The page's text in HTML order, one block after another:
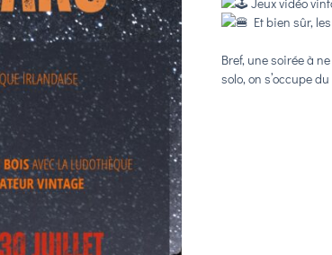
Et bien sûr,
Bref, une soirée à
solo, on s’occupe